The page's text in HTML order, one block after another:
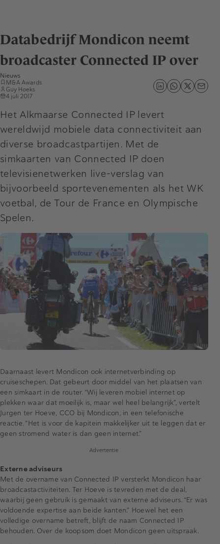
Databedrijf Mondicon neemt
broadcaster Connected IP over
Nieuws
M&A Awards
Guy Hoeks
4 juli 2017
Het Alkmaarse Connected IP levert
wereldwijd mobiele data connectiviteit aan
diverse broadcastpartijen. Met de
simkaarten van Connected IP doen
televisienetwerken live-verslag van
bijvoorbeeld sportevenementen als het WK
voetbal, de Tour de France en Olympische
Spelen.
Daarnaast levert Mondicon ook internetverbinding op
cruiseschepen. Dat gebeurt door middel van het plaatsen van
een simkaart in de router. “Wij leveren mobiel internet op
plekken waar dat moeilijk is, maar wel heel belangrijk”, vertelt
Jurgen ter Hoeve, CCO bij Mondicon, in een telefonische
reactie. “Het is voor de kapitein makkelijker uit te leggen dat er
geen stromend water is dan geen internet.”
Advertentie
Externe adviseurs
Met de overname van Connected IP versterkt Mondicon haar
broadcastactiviteiten. Ter Hoeve is tevreden met de deal,
waarbij geen gebruik is gemaakt van externe adviseurs. “Er was
voldoende expertise aan beide kanten.” Hoewel het een
volledige overname betreft, blijft de naam Connected IP
behouden. Over de koopsom doet Mondicon geen uitspraak.